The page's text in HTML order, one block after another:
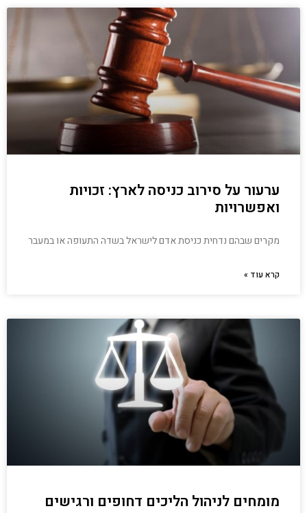
ערעור על סירוב כניסה לארץ: זכויות
ואפשרויות
מקרים שבהם נדחית כניסת אדם לישראל בשדה התעופה או במעבר
קרא עוד »
מומחים לניהול הליכים דחופים ורגישים